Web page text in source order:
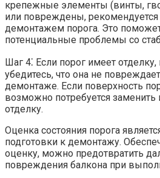
крепежные элементы (винты,
или повреждены,
демонтажем порога.​ Это
потенциальные проблемы со
Шаг 4⁚ Если порог имеет
убедитесь, что она не
демонтаже.​ Если поверхность
возможно потребуется заменить
отделку.​
Оценка состояния порога
подготовки к демонтажу.​
оценку, можно предотвратить
повреждения балкона при